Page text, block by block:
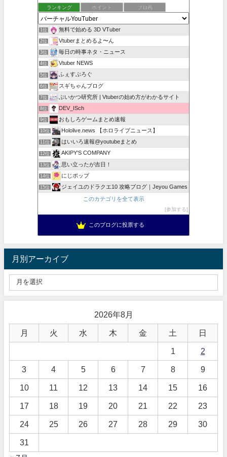
ランキング ポイント ブロ画
1位 無料で始める 3D VTuber
2位 Vtuberまとめるよ〜ん
3位 毎日の時事ネタ・ニュース
4位 Vtuber NEWS
5位 ふぇすぶろぐ
6位 スギちゃんブログ
7位 ぶいかつ研究所 | Vtuberの始め方がわかるサイト
8位 DEV_ISch
9位 おもしろゲームまとめ速報
10位 Hololive.news 【ホロライブニュース】
11位 はいいろ速報@youtubeまとめ
12位 AKIPY'S COMPANY
13位 思い立ったが吉日！
14位 にじポップ
15位 ジェイユのドラクエ10 攻略ブログ｜Jeyou Games
このカテゴリを全て表示
参加する
このブログに投票する
月別アーカイブ
2026年8月
月 火 水 木 金 土 日
1 2
3 4 5 6 7 8 9
10 11 12 13 14 15 16
17 18 19 20 21 22 23
24 25 26 27 28 29 30
31